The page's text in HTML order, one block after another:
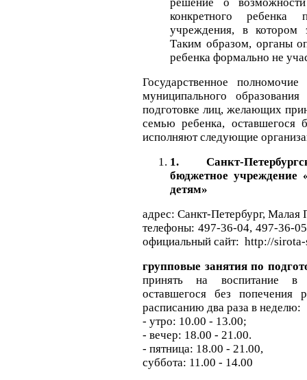
конкретного ребенка
учреждения, в котором
Таким образом, органы
ребенка формально не
Государственное
муниципального
подготовке лиц, желающих
семью ребенка, оставшегося
исполняют следующие
1. Санкт-
бюджетное
детям»
адрес: Санкт-Петербург, Малая
телефоны: 497-36-04, 497-36-
официальный сайт: http://
групповые занятия по
принять на воспитание
оставшегося без попечения
расписанию два раза в неделю:
- утро: 10.00 - 13.00;
- вечер: 18.00 - 21.00.
- пятница: 18.00 - 21.00,
суббота: 11.00 - 14.00